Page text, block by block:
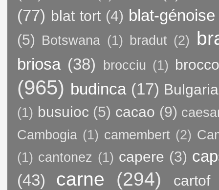
(77) blat tort (4) blat-génoise
(5) Botswana (1) bradut (2)
briosa (38) brocciu (1)
(965) budinca (17) Bulgaria
(1) busuioc (5) cacao (9)
Cambogia (1) camembert (2)
(1) cantonez (1) capere (3)
(43)
carne (294)
cartof